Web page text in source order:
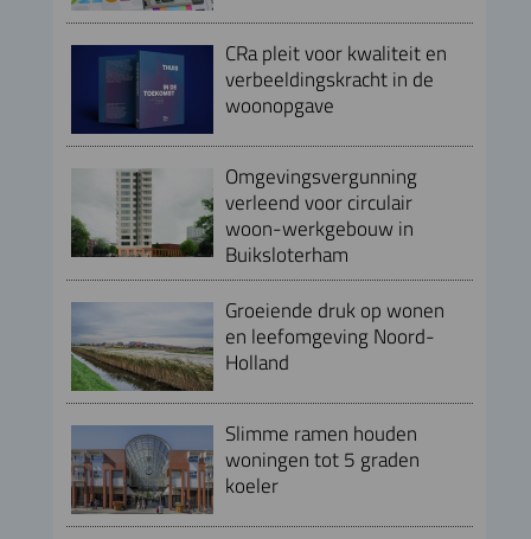
CRa pleit voor kwaliteit en
verbeeldingskracht in de
woonopgave
Omgevingsvergunning
verleend voor circulair
woon-werkgebouw in
Buiksloterham
Groeiende druk op wonen
en leefomgeving Noord-
Holland
Slimme ramen houden
woningen tot 5 graden
koeler